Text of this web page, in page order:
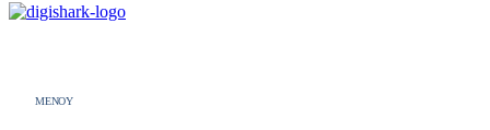
MENOY